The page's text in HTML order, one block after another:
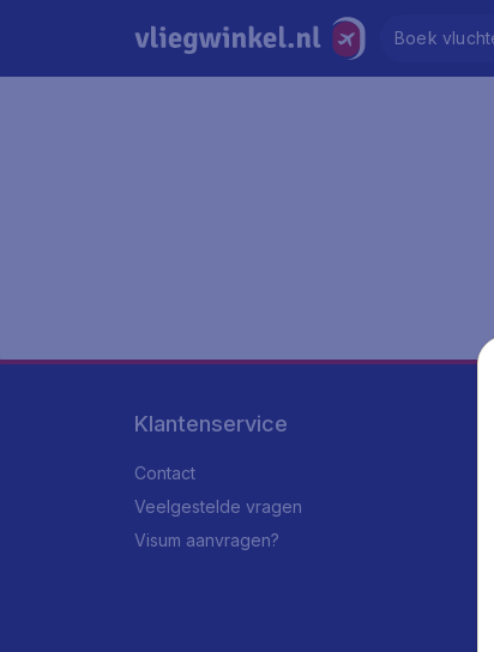
Boek
Klantenservice
Contact
Veelgestelde vragen
Visum aanvragen?